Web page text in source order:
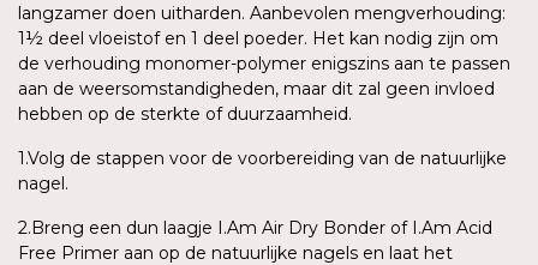
langzamer doen uitharden. Aanbevolen mengverhouding:
1½ deel vloeistof en 1 deel poeder. Het kan nodig zijn om
de verhouding monomer-polymer enigszins aan te passen
aan de weersomstandigheden, maar dit zal geen invloed
hebben op de sterkte of duurzaamheid.
1.Volg de stappen voor de voorbereiding van de natuurlijke
nagel.
2.Breng een dun laagje I.Am Air Dry Bonder of I.Am Acid
Free Primer aan op de natuurlijke nagels en laat het